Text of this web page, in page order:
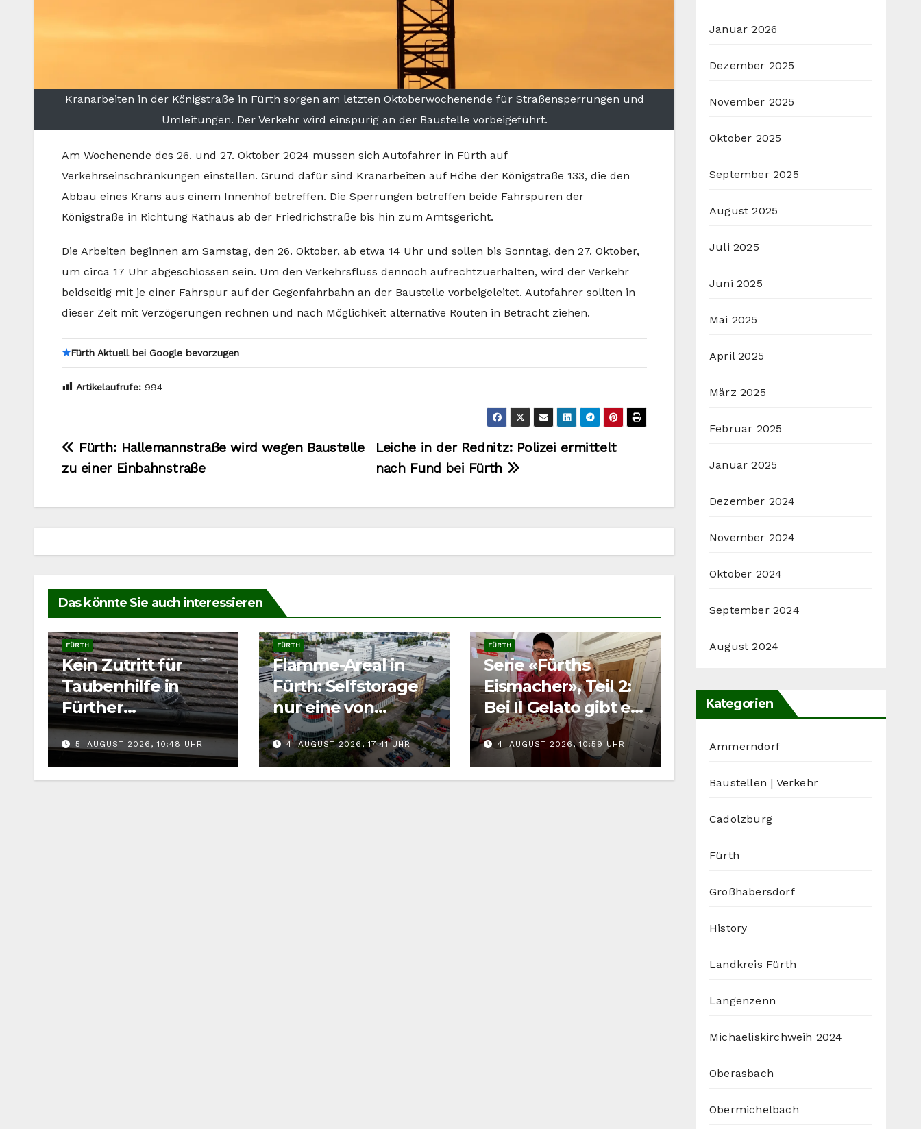
Kranarbeiten in der Königstraße in Fürth sorgen am letzten Oktoberwochenende für Straßensperrungen und
Umleitungen. Der Verkehr wird einspurig an der Baustelle vorbeigeführt.
Am Wochenende des 26. und 27. Oktober 2024 müssen sich Autofahrer in Fürth auf
Verkehrseinschränkungen einstellen. Grund dafür sind Kranarbeiten auf Höhe der Königstraße 133, die den
Abbau eines Krans aus einem Innenhof betreffen. Die Sperrungen betreffen beide Fahrspuren der
Königstraße in Richtung Rathaus ab der Friedrichstraße bis hin zum Amtsgericht.
Die Arbeiten beginnen am Samstag, den 26. Oktober, ab etwa 14 Uhr und sollen bis Sonntag, den 27. Oktober,
um circa 17 Uhr abgeschlossen sein. Um den Verkehrsfluss dennoch aufrechtzuerhalten, wird der Verkehr
beidseitig mit je einer Fahrspur auf der Gegenfahrbahn an der Baustelle vorbeigeleitet. Autofahrer sollten in
dieser Zeit mit Verzögerungen rechnen und nach Möglichkeit alternative Routen in Betracht ziehen.
★Fürth Aktuell bei Google bevorzugen
Artikelaufrufe: 994
Beitragsnavigation
Leiche in der Rednitz: Polizei ermittelt
nach Fund bei Fürth
Fürth: Hallemannstraße wird wegen Baustelle
zu einer Einbahnstraße
Das könnte Sie auch interessieren
FÜRTH
Kein Zutritt für
Taubenhilfe in
Fürther
Problemhaus
5. AUGUST 2026, 10:48 UHR
FÜRTH
Flamme-Areal in
Fürth: Selfstorage
nur eine von
mehreren Ideen
4. AUGUST 2026, 17:41 UHR
FÜRTH
Serie «Fürths
Eismacher», Teil 2:
Bei Il Gelato gibt es
Eis für Zwei- und
Vierbeiner
4. AUGUST 2026, 10:59 UHR
Januar 2026
Dezember 2025
November 2025
Oktober 2025
September 2025
August 2025
Juli 2025
Juni 2025
Mai 2025
April 2025
März 2025
Februar 2025
Januar 2025
Dezember 2024
November 2024
Oktober 2024
September 2024
August 2024
Kategorien
Ammerndorf
Baustellen | Verkehr
Cadolzburg
Fürth
Großhabersdorf
History
Landkreis Fürth
Langenzenn
Michaeliskirchweih 2024
Oberasbach
Obermichelbach